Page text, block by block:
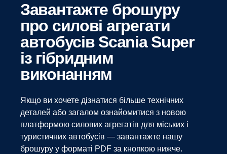
Завантажте брошуру
про силові агрегати
автобусів Scania Super
із гібридним
виконанням
Якщо ви хочете дізнатися більше технічних
деталей або загалом ознайомитися з новою
платформою силових агрегатів для міських і
туристичних автобусів — завантажте нашу
брошуру у форматі PDF за кнопкою нижче.